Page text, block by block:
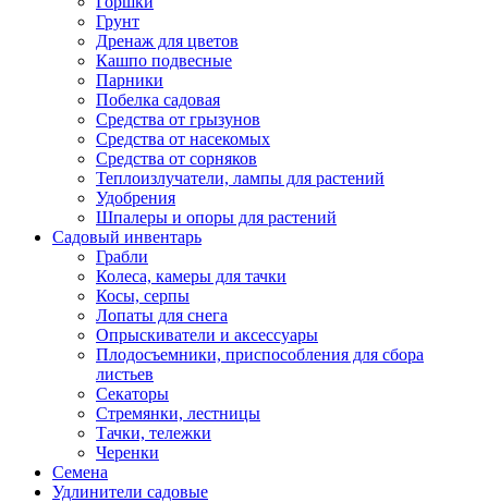
Грунт
Дренаж для цветов
Кашпо подвесные
Парники
Побелка садовая
Средства от грызунов
Средства от насекомых
Средства от сорняков
Теплоизлучатели, лампы для растений
Удобрения
Шпалеры и опоры для растений
Садовый инвентарь
Грабли
Колеса, камеры для тачки
Косы, серпы
Лопаты для снега
Опрыскиватели и аксессуары
Плодосъемники, приспособления для сбора
листьев
Секаторы
Стремянки, лестницы
Тачки, тележки
Черенки
Семена
Удлинители садовые